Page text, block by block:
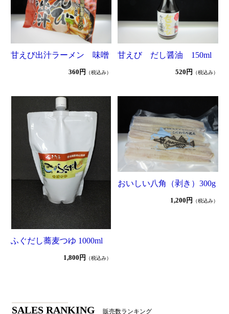
甘えび出汁ラーメン 味噌
360円 （税込み）
甘えび だし醤油 150ml
520円 （税込み）
ふぐだし蕎麦つゆ 1000ml
1,800円 （税込み）
おいしい八角（剥き）300g
1,200円 （税込み）
SALES RANKING 販売数ランキング